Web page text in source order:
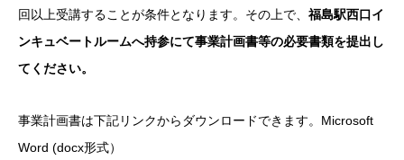
回以上受講することが条件となります。その上で、 福島駅西口イ
ンキュベートルームへ持参にて事業計画書等の必要書類を提出し
てください。
事業計画書は下記リンクからダウンロードできます。Microsoft
Word (docx形式）